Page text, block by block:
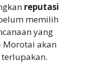
reputasi
memilih
yang
Morotai akan